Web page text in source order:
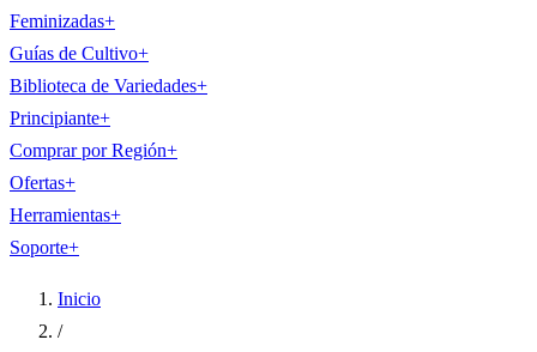
Feminizadas+
Guías de Cultivo+
Biblioteca de Variedades+
Principiante+
Comprar por Región+
Ofertas+
Herramientas+
Soporte+
Inicio
/